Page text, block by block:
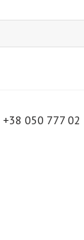
+38 050 777 02